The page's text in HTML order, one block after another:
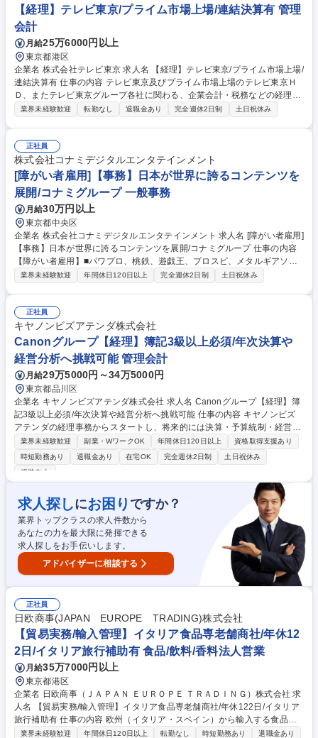
じて案件成約と円滑な納品に貢献できます。社内外の多くの関係者と連携
し、調整役として成果を実感できる点にやりがいがあります。 募集職種
【本社勤務】営業支援・サポート業務《たのめーる本部》
【経理】テレビ東京/プライム市場上場/連結決算有 管理
会計
月給25万6000円以上
東京都港区
企業名 株式会社テレビ東京 求人名 【経理】テレビ東京/プライム市場上場/
連結決算有 仕事の内容 テレビ東京及びプライム市場上場のテレビ東京Ｈ
Ｄ、またテレビ東京グループ各社に関わる、企業会計・税務などの経理業
務全般を担当していただきます。 ≪具体的な仕事内容≫●入金・支払い等
プライム市場上場企業で会計・税務を経験できる ●幅広い業務を経験でき
るためキャリアアップにつながる ◎経験のない分野も挑戦可能。OJT形式
でしっかりフォローしますのでご安心ください。 募集職種 【経理】テレ
ビ東京/プライム市場上場/連結決算有
業界未経験歓迎 転勤なし 退職金あり 完全週休2日制 土日祝休み
正社員
株式会社コナミデジタルエンタテインメント
[障がい者雇用]【事務】日本が世界に誇るコンテンツを
展開/コナミグループ 一般事務
月給30万円以上
東京都中央区
企業名 株式会社コナミデジタルエンタテインメント 求人名 [障がい者雇用]
【事務】日本が世界に誇るコンテンツを展開/コナミグループ 仕事の内容
【障がい者雇用】■パワプロ、桃鉄、遊戯王、プロスピ、メタルギアソリ
ッド等の日本が誇るゲームコンテンツを展開する当社にて、事務業務をお
アウトプット・評価に応じて業務の幅を広げていくことも可能です。 （事
例：入社3年目） 事務→役員アシスタント→人事担当 募集職種 [障がい者
雇用]【事務】日本が世界に誇るコンテンツを展開/コナミグループ
業界未経験歓迎 年間休日120日以上 完全週休2日制 土日祝休み
正社員
キヤノンビズアテンダ株式会社
Canonグループ【経理】簿記3級以上必須/年次決算や
経営分析へ挑戦可能 管理会計
月給29万5000円～34万5000円
東京都品川区
企業名 キヤノンビズアテンダ株式会社 求人名 Canonグループ【経理】簿
記3級以上必須/年次決算や経営分析へ挑戦可能 仕事の内容 キヤノンビズ
アテンダの経理事務からスタートし、将来的には決算・予算統制・経営分
析など、経理のスペシャリストとして専門性を深めていただけるポジショ
ンです。簿記の知識を活かして着実に成長できます。 ■伝票入力・経費精
算・入出金管理・請求書作成などの日次経理実務 ■月次・年次決算業務の
い合わせ対応 ■将来的には連結決算、予算統制、税務、経営分析など管理
会計領域へも関与 ■Excel（基本関数）を活用した効率的なデータ集計お
よび資料作成 募集職種 Canonグループ【経理】簿記3級以上必須/年次決
算や経営分析へ挑戦可能
業界未経験歓迎 副業・WワークOK 年間休日120日以上
資格取得支援あり
時短勤務あり
退職金あり 在宅OK 完全週休2日制
土日祝休み
服装自由
求人探しにお困り ですか？
業界トップクラスの求人件数から
あなたの力を最大限に発揮できる
求人探しをお手伝いします。
アドバイザーに相談する
正社員
日欧商事(JAPAN EUROPE TRADING)株式会社
【貿易実務/輸入管理】イタリア食品専老舗商社/年休12
2日/イタリア旅行補助有 食品/飲料/香料法人営業
月給35万7000円以上
東京都港区
企業名 日欧商事（ＪＡＰＡＮ ＥＵＲＯＰＥ ＴＲＡＤＩＮＧ）株式会社 求
人名 【貿易実務/輸入管理】イタリア食品専老舗商社/年休122日/イタリア
旅行補助有 仕事の内容 欧州（イタリア・スペイン）から輸入する食品・
ワインのオーダー管理から通関、入庫、請求まで一貫してお任せします。
業界未経験歓迎 年間休日120日以上 転勤なし 時短勤務あり
退職金あり